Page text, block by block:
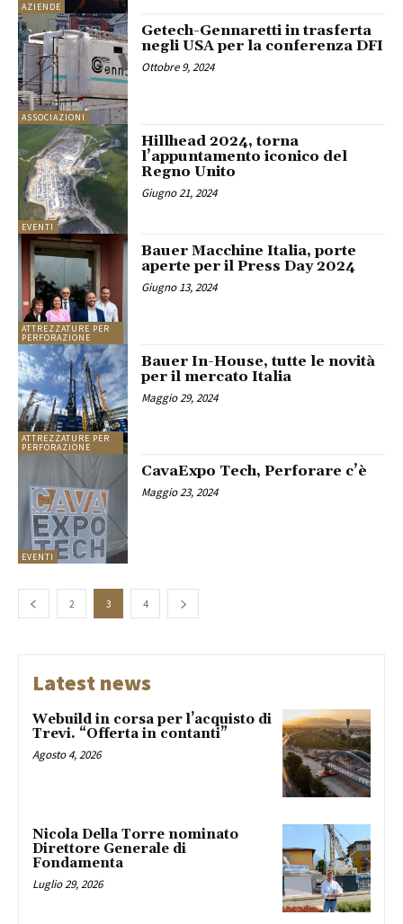
AZIENDE
ASSOCIAZIONI
Getech-Gennaretti in trasferta
negli USA per la conferenza DFI
Ottobre 9, 2024
EVENTI
Hillhead 2024, torna
l’appuntamento iconico del
Regno Unito
Giugno 21, 2024
ATTREZZATURE PER
PERFORAZIONE
Bauer Macchine Italia, porte
aperte per il Press Day 2024
Giugno 13, 2024
ATTREZZATURE PER
PERFORAZIONE
Bauer In-House, tutte le novità
per il mercato Italia
Maggio 29, 2024
EVENTI
CavaExpo Tech, Perforare c’è
Maggio 23, 2024
2 3 4
Latest news
Webuild in corsa per l’acquisto di
Trevi. “Offerta in contanti”
Agosto 4, 2026
Nicola Della Torre nominato
Direttore Generale di
Fondamenta
Luglio 29, 2026